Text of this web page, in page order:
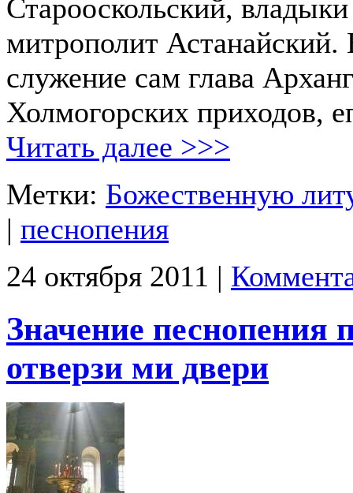
Старооскольский,
митрополит Астанайский.
служение сам глава
Холмогорских приходов,
Читать далее >>>
Метки: Божественную
| песнопения
24 октября 2011 |
Значение песнопения
отверзи ми двери